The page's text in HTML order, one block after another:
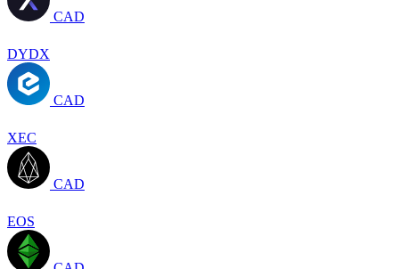
CAD
DYDX
CAD
XEC
CAD
EOS